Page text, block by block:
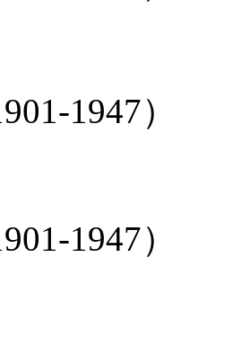
1947）
1947）